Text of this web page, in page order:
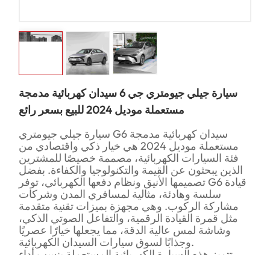
سيارة جيلي جيومتري جي 6 سيدان كهربائية مدمجة
مستعملة موديل 2024 للبيع بسعر رائع
سيارة جيلي جيومتري G6 سيدان كهربائية مدمجة
مستعملة موديل 2024 هي خيار ذكي واقتصادي من
فئة السيارات الكهربائية، مصممة خصيصًا للمشترين
الذين يبحثون عن القيمة والتكنولوجيا والكفاءة. بفضل
تصميمها الأنيق ونظام دفعها الكهربائي، توفر G6 قيادة
سلسة وهادئة، مثالية لمسافري المدن وشركات
مشاركة الركوب. وهي مجهزة بميزات تقنية متقدمة
مثل قمرة القيادة الرقمية، والتفاعل الصوتي الذكي،
وشاشة لمس عالية الدقة، مما يجعلها خيارًا عصريًا
وجذابًا لسوق سيارات السيدان الكهربائية.